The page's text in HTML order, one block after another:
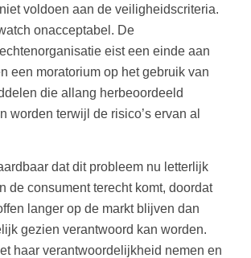
voldoen aan de veiligheidscriteria.
onacceptabel. De
eist een einde aan
een moratorium op het gebruik van
die allang herbeoordeeld
worden terwijl de risico’s ervan al
dat dit probleem nu letterlijk
de consument terecht komt, doordat
langer op de markt blijven dan
gezien verantwoord kan worden.
haar verantwoordelijkheid nemen en